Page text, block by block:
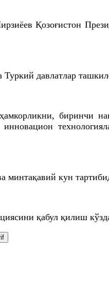
Қозоғистон
Туркий давлатлар
биринчи
минтақавий кун
қабул қилиш